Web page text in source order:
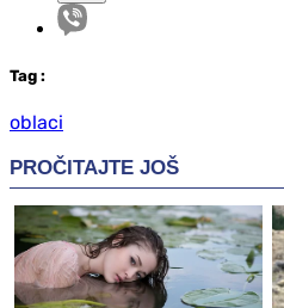
Tag :
oblaci